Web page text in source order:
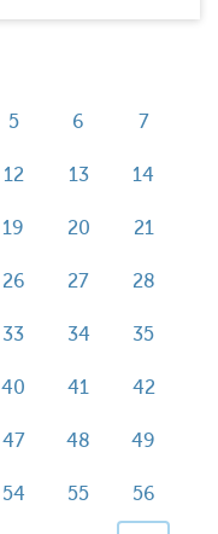
5 6 7
12 13 14
19 20 21
26 27 28
33 34 35
40 41 42
47 48 49
54 55 56